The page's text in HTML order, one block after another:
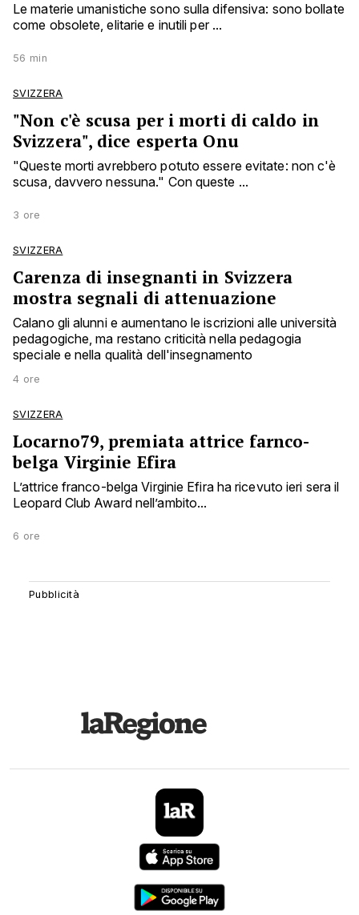
Le materie umanistiche sono sulla difensiva: sono bollate
come obsolete, elitarie e inutili per ...
56 min
SVIZZERA
"Non c'è scusa per i morti di caldo in
Svizzera", dice esperta Onu
"Queste morti avrebbero potuto essere evitate: non c'è
scusa, davvero nessuna." Con queste ...
3 ore
SVIZZERA
Carenza di insegnanti in Svizzera
mostra segnali di attenuazione
Calano gli alunni e aumentano le iscrizioni alle università
pedagogiche, ma restano criticità nella pedagogia
speciale e nella qualità dell'insegnamento
4 ore
SVIZZERA
Locarno79, premiata attrice farnco-
belga Virginie Efira
L’attrice franco-belga Virginie Efira ha ricevuto ieri sera il
Leopard Club Award nell’ambito...
6 ore